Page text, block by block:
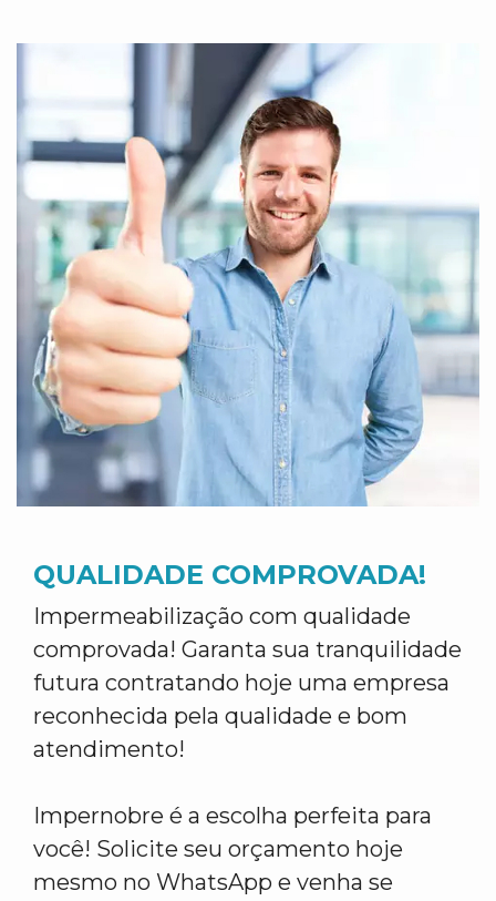
QUALIDADE COMPROVADA!
Impermeabilização com qualidade
comprovada! Garanta sua tranquilidade
futura contratando hoje uma empresa
reconhecida pela qualidade e bom
atendimento!
Impernobre é a escolha perfeita para
você! Solicite seu orçamento hoje
mesmo no WhatsApp e venha se